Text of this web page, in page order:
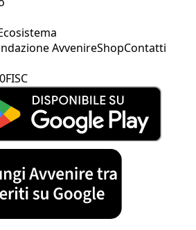
AvvenireShopContatti
FISC